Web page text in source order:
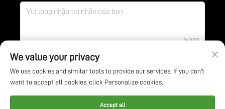
0/1000
Gửi
Bản quyền © Công ty Công nghệ Bảo vệ Môi trường BOE
We value your privacy
We use cookies and similar tools to provide our services. If you don't
want to accept all cookies, click Personalize cookies.
Accept all